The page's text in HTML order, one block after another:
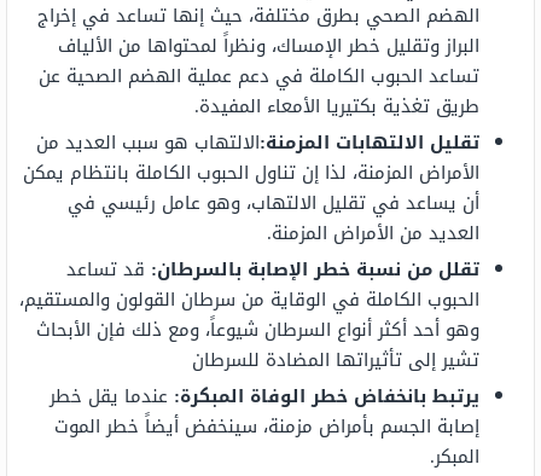
الهضم الصحي بطرق مختلفة، حيث إنها تساعد في إخراج
البراز وتقليل خطر الإمساك، ونظراً لمحتواها من الألياف
تساعد الحبوب الكاملة في دعم عملية الهضم الصحية عن
طريق تغذية بكتيريا الأمعاء المفيدة.
تقليل الالتهابات المزمنة:الالتهاب هو سبب العديد من
الأمراض المزمنة، لذا إن تناول الحبوب الكاملة بانتظام يمكن
أن يساعد في تقليل الالتهاب، وهو عامل رئيسي في
العديد من الأمراض المزمنة.
تقلل من نسبة خطر الإصابة بالسرطان: قد تساعد
الحبوب الكاملة في الوقاية من سرطان القولون والمستقيم،
وهو أحد أكثر أنواع السرطان شيوعاً، ومع ذلك فإن الأبحاث
تشير إلى تأثيراتها المضادة للسرطان
يرتبط بانخفاض خطر الوفاة المبكرة: عندما يقل خطر
إصابة الجسم بأمراض مزمنة، سينخفض ​​أيضاً خطر الموت
المبكر.